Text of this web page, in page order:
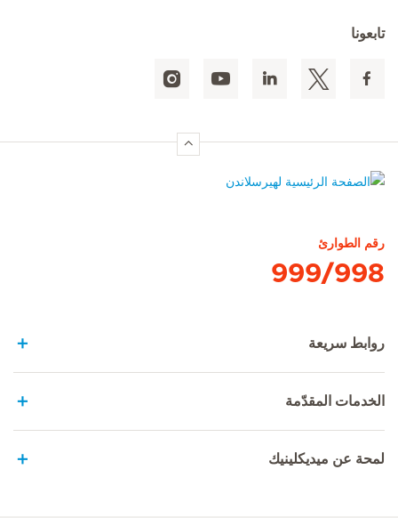
تابعونا
رقم الطوارئ
999/998
روابط سريعة
الخدمات المقدّمة
لمحة عن ميديكلينيك